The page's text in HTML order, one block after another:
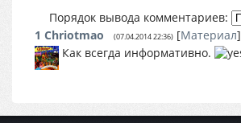
Порядок вывода комментариев:
1 Chriotmao (07.04.2014 22:36) [Материал]
Как всегда информативно.